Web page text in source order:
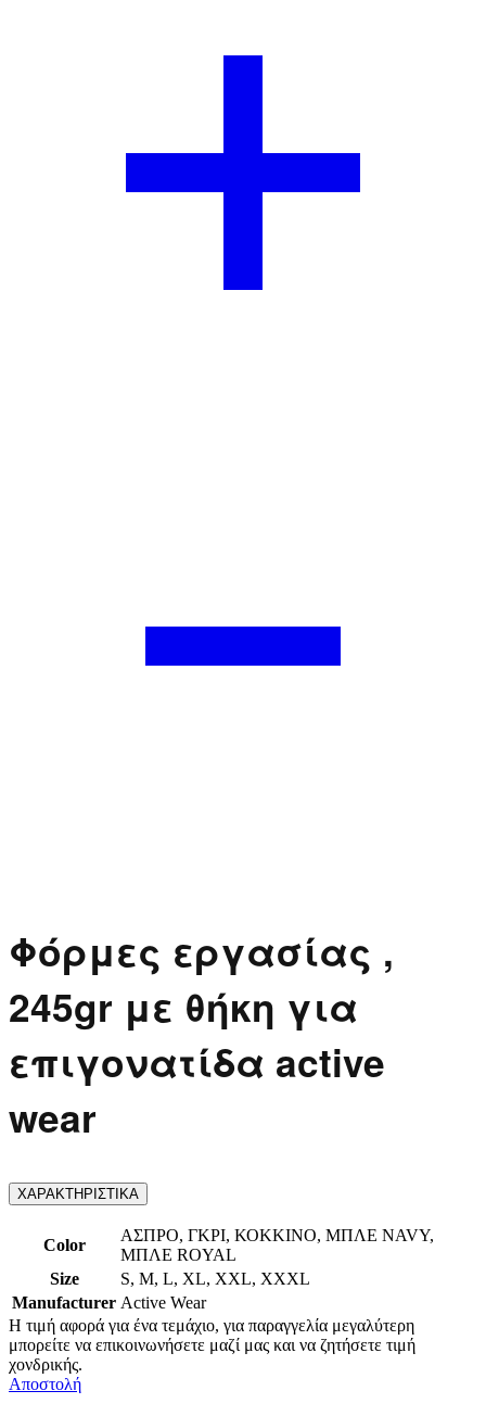
Φόρμες εργασίας ,
245gr με θήκη για
επιγονατίδα active
wear
ΧΑΡΑΚΤΗΡΙΣΤΙΚΑ
Color
ΑΣΠΡΟ, ΓΚΡΙ, ΚΟΚΚΙΝΟ, ΜΠΛΕ NAVY,
ΜΠΛΕ ROYAL
Size
S, M, L, XL, XXL, XXXL
Manufacturer Active Wear
Η τιμή αφορά για ένα τεμάχιο, για παραγγελία μεγαλύτερη
μπορείτε να επικοινωνήσετε μαζί μας και να ζητήσετε τιμή
χονδρικής.
Αποστολή